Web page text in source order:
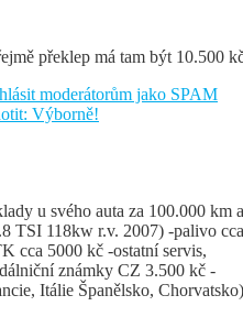
překlep má tam být 10.500
moderátorům jako SPAM
Výborně!
u svého auta za 100.000 km a
TSI 118kw r.v. 2007) -palivo cca
cca 5000 kč -ostatní servis,
známky CZ 3.500 kč -
Itálie Španělsko, Chorvatsko)